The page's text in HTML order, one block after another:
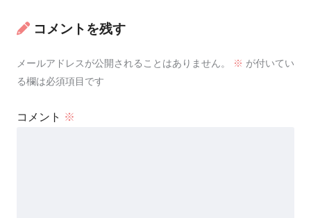
コメントを残す
メールアドレスが公開されることはありません。 ※ が付いてい
る欄は必須項目です
コメント ※